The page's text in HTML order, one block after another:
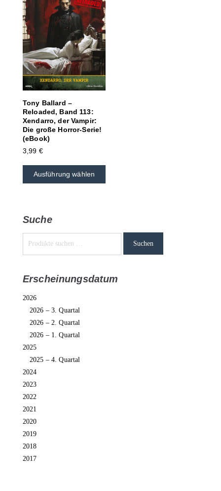
Tony Ballard –
Reloaded, Band 113:
Xendarro, der Vampir:
Die große Horror-Serie!
(eBook)
3,99 €
Ausführung wählen
Suche
Suchen
Erscheinungsdatum
2026
2026 – 3. Quartal
2026 – 2. Quartal
2026 – 1. Quartal
2025
2025 – 4. Quartal
2024
2023
2022
2021
2020
2019
2018
2017